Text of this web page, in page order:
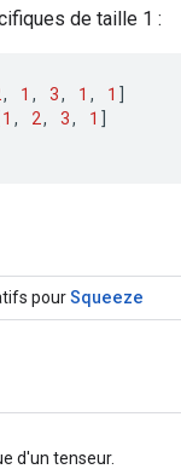
de taille 1 :
, 1 , 3, 1 , 1 ]
1 , 2, 3, 1 ]
pourSqueeze
d'un tenseur.